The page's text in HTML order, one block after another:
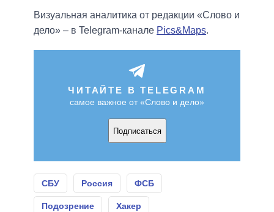
Визуальная аналитика от редакции «Слово и
дело» – в Telegram-канале Pics&Maps.
ЧИТАЙТЕ В TELEGRAM
самое важное от «Слово и дело»
Подписаться
СБУ Россия ФСБ
Подозрение Хакер